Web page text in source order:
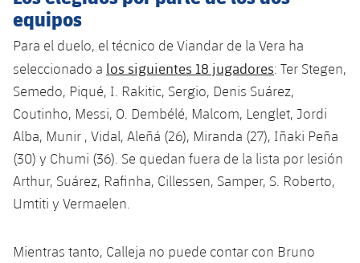
Fotos
Historia
Palmarés
Infantil
Alevín
Actualidad
Masculino
Femenino
Agenda
Baloncesto en silla de ruedas
Actualidad
Jugadores
Calendario
Resultados
Hockey sobre hielo
Actualidad
Jugadores
Calendario
Hockey hierba
plusicon
más
Noticias
Hockey Hierba Masculino
Patinaje artístico
plusicon
Actualidad
Plantilla
Escuela de Patinaje
Rugby
plusicon
más
equipos
Para el duelo, el técnico de Viandar de la Vera ha
seleccionado a los siguientes 18 jugadores: Ter Stegen,
Semedo, Piqué, I. Rakitic, Sergio, Denis Suárez,
Coutinho, Messi, O. Dembélé, Malcom, Lenglet, Jordi
Alba, Munir , Vidal, Aleñá (26), Miranda (27), Iñaki Peña
(30) y Chumi (36). Se quedan fuera de la lista por lesión
Arthur, Suárez, Rafinha, Cillessen, Samper, S. Roberto,
Umtiti y Vermaelen.
Mientras tanto, Calleja no puede contar con Bruno